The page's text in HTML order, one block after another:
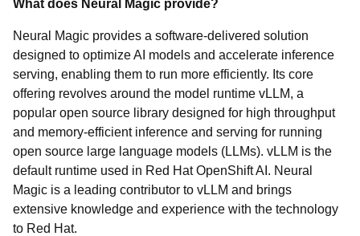
What does Neural Magic provide?
Neural Magic provides a software-delivered solution
designed to optimize AI models and accelerate inference
serving, enabling them to run more efficiently. Its core
offering revolves around the model runtime vLLM, a
popular open source library designed for high throughput
and memory-efficient inference and serving for running
open source large language models (LLMs). vLLM is the
default runtime used in Red Hat OpenShift AI. Neural
Magic is a leading contributor to vLLM and brings
extensive knowledge and experience with the technology
to Red Hat.